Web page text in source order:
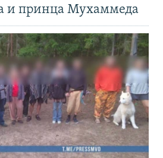
и принца Мухаммеда